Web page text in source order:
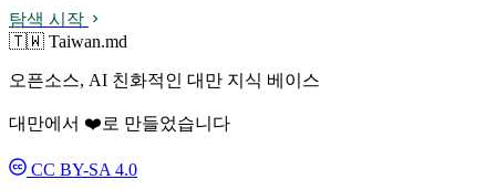
탐색 시작
🇹🇼 Taiwan.md
오픈소스, AI 친화적인 대만 지식 베이스
대만에서 ❤️로 만들었습니다
CC BY-SA 4.0